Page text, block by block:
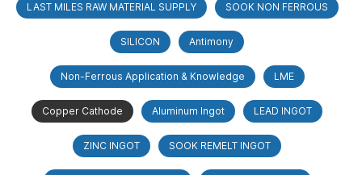
LAST MILES RAW MATERIAL SUPPLY SOOK NON FERROUS
SILICON Antimony
Non-Ferrous Application & Knowledge LME
Copper Cathode Aluminum Ingot LEAD INGOT
ZINC INGOT SOOK REMELT INGOT